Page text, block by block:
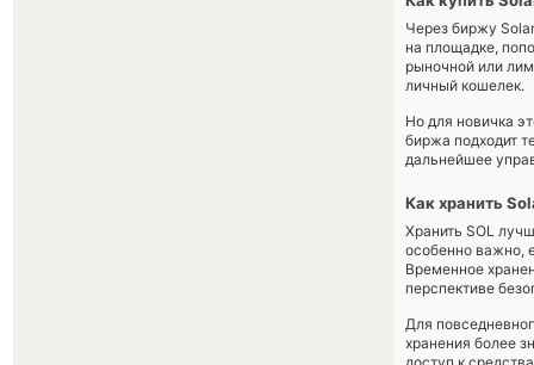
Через биржу
на площадке,
рыночной или
личный кошелек.
Но для новичка
биржа подходит
дальнейшее
Как хранить
Хранить SOL
особенно важно,
Временное
перспективе
Для
хранения более